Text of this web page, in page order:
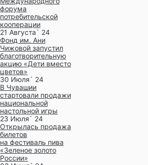
форума
потребительской
кооперации
21 Августа` 24
Фонд им. Ани
Чижовой запустил
благотворительную
акцию «Дети вместо
цветов»
30 Июля` 24
В Чувашии
стартовали продажи
национальной
настольной игры
23 Июля` 24
Открылась продажа
билетов
на фестиваль пива
«Зеленое золото
России»